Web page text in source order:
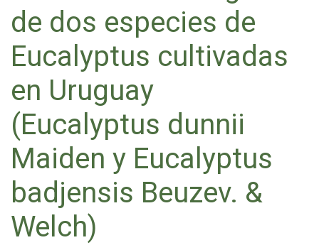
de dos especies de
Eucalyptus cultivadas
en Uruguay
(Eucalyptus dunnii
Maiden y Eucalyptus
badjensis Beuzev. &
Welch)